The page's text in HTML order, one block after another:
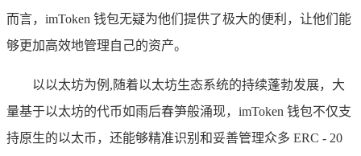
而言，imToken 钱包无疑为他们提供了极大的便利，让他们能
够更加高效地管理自己的资产。
以以太坊为例,随着以太坊生态系统的持续蓬勃发展，大
量基于以太坊的代币如雨后春笋般涌现，imToken 钱包不仅支
持原生的以太币，还能够精准识别和妥善管理众多 ERC - 20